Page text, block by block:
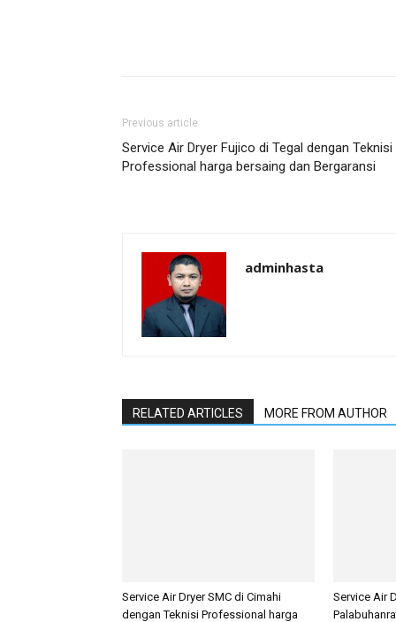
Previous article
Service Air Dryer Fujico di Tegal dengan Teknisi
Professional harga bersaing dan Bergaransi
adminhasta
RELATED ARTICLES MORE FROM AUTHOR
Service Air Dryer SMC di Cimahi
dengan Teknisi Professional harga
Service Air